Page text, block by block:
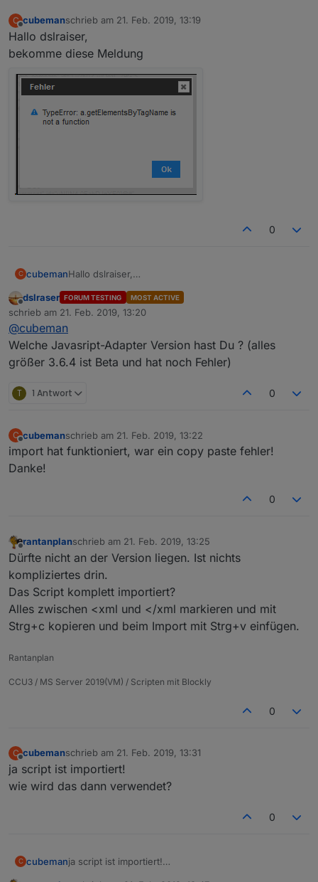
C
Offline
cubemanschrieb am 21. Feb. 2019, 13:19
zuletzt editiert von
Hallo dslraiser,
bekomme diese Meldung
0
C cubemanHallo dslraiser,
Offline
dslraser FORUM TESTING MOST ACTIVE
schrieb am 21. Feb. 2019, 13:20
zuletzt editiert von
@cubeman
Welche Javasript-Adapter Version hast Du ? (alles
größer 3.6.4 ist Beta und hat noch Fehler)
T 1 Antwort 0
C
Offline
cubemanschrieb am 21. Feb. 2019, 13:22
zuletzt editiert von
import hat funktioniert, war ein copy paste fehler!
Danke!
0
Offline
rantanplanschrieb am 21. Feb. 2019, 13:25
zuletzt editiert von
Dürfte nicht an der Version liegen. Ist nichts
kompliziertes drin.
Das Script komplett importiert?
Alles zwischen <xml und </xml markieren und mit
Strg+c kopieren und beim Import mit Strg+v einfügen.
Rantanplan
CCU3 / MS Server 2019(VM) / Scripten mit Blockly
0
C
Offline
cubemanschrieb am 21. Feb. 2019, 13:31
zuletzt editiert von
ja script ist importiert!
wie wird das dann verwendet?
0
C cubemanja script ist importiert!